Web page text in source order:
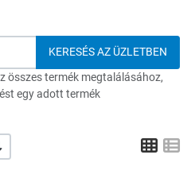
összes termék megtalálásához,
egy adott termék
Grid